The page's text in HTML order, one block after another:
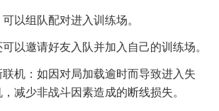
以组队配对进入训练场。
以邀请好友入队并加入自己的训练场。
机：如因对局加载逾时而导致进入失
减少非战斗因素造成的断线损失。